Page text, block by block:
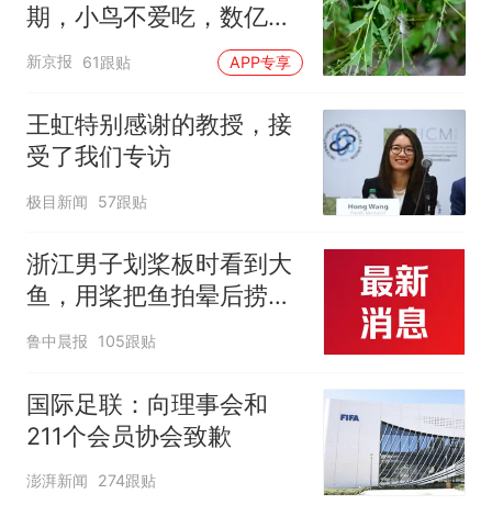
期，小鸟不爱吃，数亿头
小蜂迎战
新京报 61跟贴 APP专享
王虹特别感谢的教授，接
受了我们专访
极目新闻 57跟贴
浙江男子划桨板时看到大
鱼，用桨把鱼拍晕后捞
起；当事人：鱼重7斤6
味道很好
鲁中晨报 105跟贴
国际足联：向理事会和
211个会员协会致歉
澎湃新闻 274跟贴